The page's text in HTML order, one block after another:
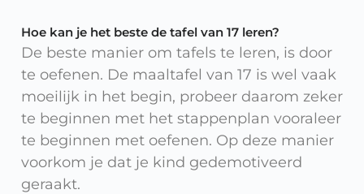
Hoe kan je het beste de tafel van 17 leren?
De beste manier om tafels te leren, is door
te oefenen. De maaltafel van 17 is wel vaak
moeilijk in het begin, probeer daarom zeker
te beginnen met het stappenplan vooraleer
te beginnen met oefenen. Op deze manier
voorkom je dat je kind gedemotiveerd
geraakt.